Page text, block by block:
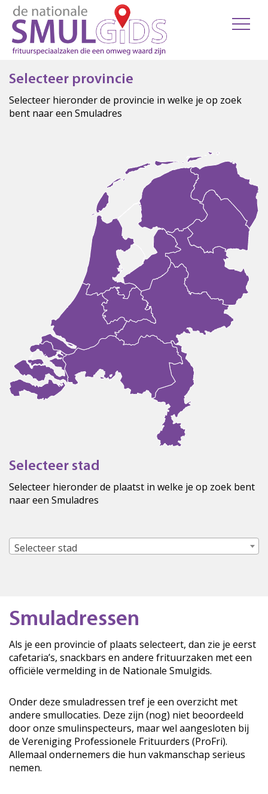
Selecteer provincie
Selecteer hieronder de provincie in welke je op zoek
bent naar een Smuladres
Selecteer stad
Selecteer hieronder de plaatst in welke je op zoek bent
naar een Smuladres
Selecteer stad
Smuladressen
Als je een provincie of plaats selecteert, dan zie je eerst
cafetaria’s, snackbars en andere frituurzaken met een
officiële vermelding in de Nationale Smulgids.
Onder deze smuladressen tref je een overzicht met
andere smullocaties. Deze zijn (nog) niet beoordeeld
door onze smulinspecteurs, maar wel aangesloten bij
de Vereniging Professionele Frituurders (ProFri).
Allemaal ondernemers die hun vakmanschap serieus
nemen.